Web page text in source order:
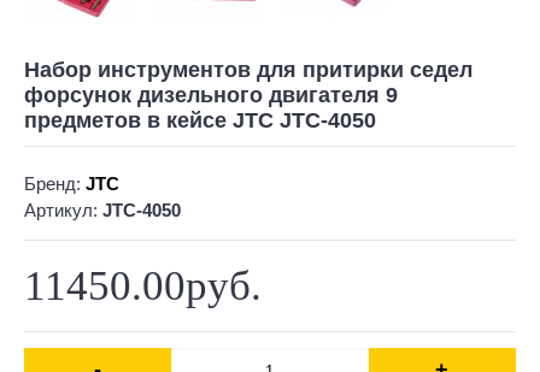
Набор инструментов для притирки седел
форсунок дизельного двигателя 9
предметов в кейсе JTC JTC-4050
Бренд: JTC
Артикул: JTC-4050
11450.00руб.